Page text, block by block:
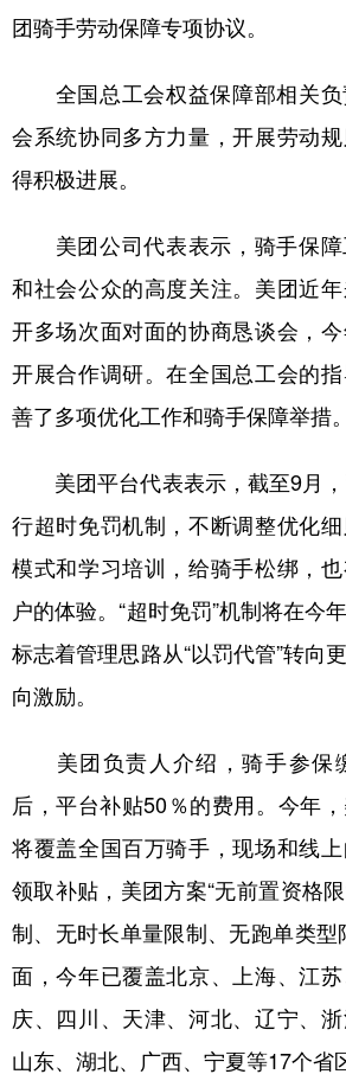
食品 人居
彩票
地方频道
北京 天津 河北
浙江 安徽 福建
山东 河南 湖北
广东 广西 海南
四川 贵州 云南
陕西
新疆 内蒙古 黑龙
多语种频道
English Español
Deutsch Português
团骑手劳动保障专项协议。
全国总工会权益保障部相关负
会系统协同多方力量，开展劳动
得积极进展。
美团公司代表表示，骑手保障
和社会公众的高度关注。美团近
开多场次面对面的协商恳谈会，
开展合作调研。在全国总工会的
善了多项优化工作和骑手保障举措。
美团平台代表表示，截至9月，
行超时免罚机制，不断调整优化
模式和学习培训，给骑手松绑，
户的体验。“超时免罚”机制将在今
标志着管理思路从“以罚代管”转向
向激励。
美团负责人介绍，骑手参保
后，平台补贴50％的费用。今年
将覆盖全国百万骑手，现场和线
领取补贴，美团方案“无前置资格
制、无时长单量限制、无跑单类型
面，今年已覆盖北京、上海、江
庆、四川、天津、河北、辽宁、浙
山东、湖北、广西、宁夏等17个省